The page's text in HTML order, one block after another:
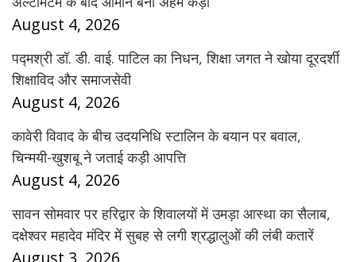
August 4, 2026
पद्मश्री डॉ. डी. वाई. पाटिल का निधन, शिक्षा जगत ने खोया दूरदर्शी
शिक्षाविद और समाजसेवी
August 4, 2026
कावेरी विवाद के बीच उदयनिधि स्टालिन के बयान पर बवाल,
चिन्मयी-खुशबू ने जताई कड़ी आपत्ति
August 4, 2026
सावन सोमवार पर हरिद्वार के शिवालयों में उमड़ा आस्था का सैलाब,
दक्षेश्वर महादेव मंदिर में सुबह से लगी श्रद्धालुओं की लंबी कतारें
August 3, 2026